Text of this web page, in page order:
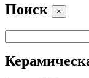
Поиск ×